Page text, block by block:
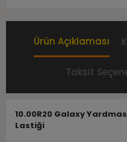
Ürün Açıklaması
Taksit
10.00R20 Galaxy
Lastiği